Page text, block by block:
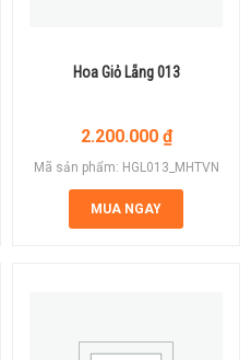
Hoa Giỏ Lẵng 013
2.200.000 ₫
Mã sản phẩm: HGL013_MHTVN
MUA NGAY